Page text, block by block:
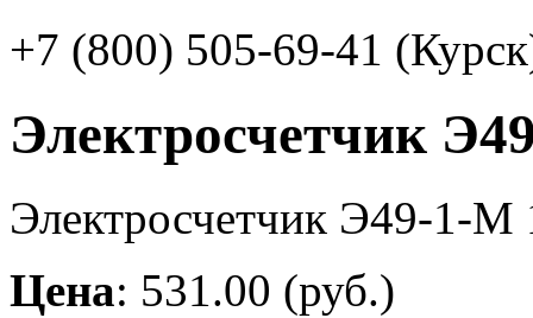
+7 (800) 505-69-41
Электросчетчик
Электросчетчик Э49-1-
Цена: 531.00 (руб.)